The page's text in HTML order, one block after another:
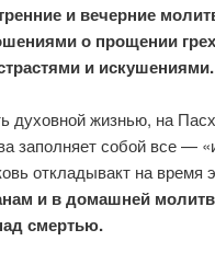
и вечерние
о прощении
и искушениями.
духовной жизнью, на
заполняет собой все —
откладывакт на время
и в домашней
смертью.